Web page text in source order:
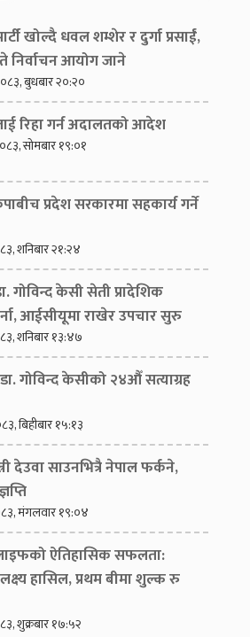
खोल्दै धवल शम्शेर र दुर्गा प्रसाईं,
निर्वाचन आयोग जाने
बुधबार २०:२०
रिहा गर्न अदालतको आदेश
सोमबार १९:०१
प्रदेश सरकारमा सहकार्य गर्ने
शनिबार २१:२४
गोविन्द केसी सेती प्रादेशिक
आईसीयूमा राखेर उपचार सुरु
शनिबार १३:४७
गोविन्द केसीको २४औँ सत्याग्रह
बिहीबार १५:१३
देउवा साउनभित्रै नेपाल फर्कने,
मंगलवार १९:०४
ऐतिहासिक सफलता:
हासिल, प्रथम बीमा शुल्क रु
शुक्रबार १७:५२